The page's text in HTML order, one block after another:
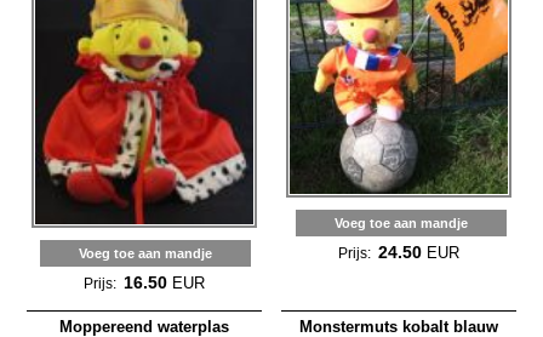
Voeg toe aan mandje
Prijs: 16.50 EUR
Voeg toe aan mandje
Prijs: 24.50 EUR
Moppereend waterplas Monstermuts kobalt blauw